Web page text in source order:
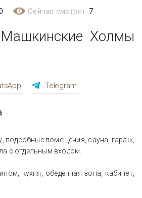
Сейчас смотрят: 7
Холмы
Telegram
подсобные помещения, сауна, гараж,
с отдельным входом.
кухня, обеденная зона, кабинет,